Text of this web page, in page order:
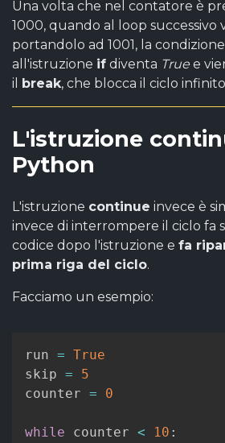
Una volta che nel contatore è
1000, quando al loop successivo
portandolo ad 1001, la
all'istruzione if diventa True e
il
break, che blocca il ciclo
L'istruzione
Python
L'istruzione continue invece è
invece di interrompere il ciclo fa
codice dopo l'istruzione e fa
prima riga del ciclo.
Facciamo un esempio:
run = True
skip =
5
counter = 0
while counter < 10 :